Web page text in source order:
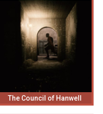
The Council of Hanwell